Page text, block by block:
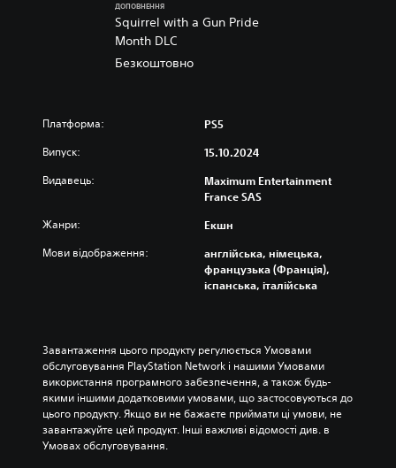
Squirrel with a Gun Pride
Month DLC
ДОПОВНЕННЯ
Безкоштовно
Платформа: PS5
Випуск: 15.10.2024
Видавець:
Maximum Entertainment
France SAS
Жанри: Екшн
Мови відображення:
англійська, німецька,
французька (Франція),
іспанська, італійська
Завантаження цього продукту регулюється Умовами
обслуговування PlayStation Network і нашими Умовами
використання програмного забезпечення, а також будь-
якими іншими додатковими умовами, що застосовуються до
цього продукту. Якщо ви не бажаєте приймати ці умови, не
завантажуйте цей продукт. Інші важливі відомості див. в
Умовах обслуговування.